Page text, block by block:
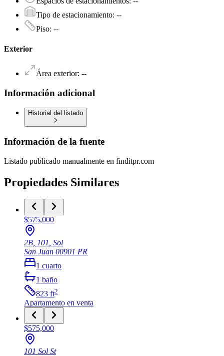
Tipo de estacionamiento: --
Piso: --
Exterior
Área exterior: --
Información adicional
Historial del listado
Información de la fuente
Listado publicado manualmente en finditpr.com
Propiedades Similares
$575,000
2B, 101, Sol
San Juan 00901 PR
1 cuarto
1 baño
823 ft2
Apartamento en venta
$575,000
101 Sol St